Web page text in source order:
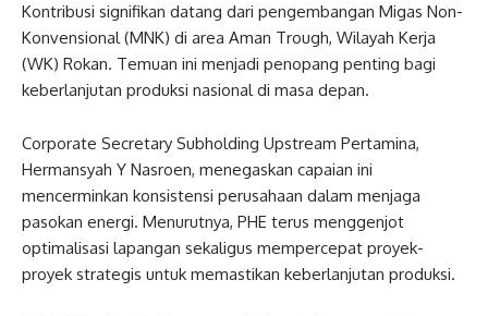
Kontribusi signifikan datang dari pengembangan Migas Non-
Konvensional (MNK) di area Aman Trough, Wilayah Kerja
(WK) Rokan. Temuan ini menjadi penopang penting bagi
keberlanjutan produksi nasional di masa depan.
Corporate Secretary Subholding Upstream Pertamina,
Hermansyah Y Nasroen, menegaskan capaian ini
mencerminkan konsistensi perusahaan dalam menjaga
pasokan energi. Menurutnya, PHE terus menggenjot
optimalisasi lapangan sekaligus mempercepat proyek-
proyek strategis untuk memastikan keberlanjutan produksi.